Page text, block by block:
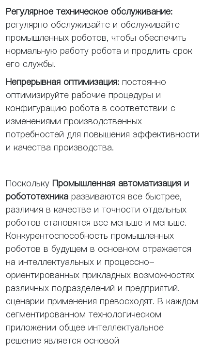
Регулярное техническое обслуживание:
регулярно обслуживайте и обслуживайте
промышленных роботов, чтобы обеспечить
нормальную работу робота и продлить срок
его службы.
Непрерывная оптимизация: постоянно
оптимизируйте рабочие процедуры и
конфигурацию робота в соответствии с
изменениями производственных
потребностей для повышения эффективности
и качества производства.
Поскольку Промышленная автоматизация и
робототехника развиваются все быстрее,
различия в качестве и точности отдельных
роботов становятся все меньше и меньше.
Конкурентоспособность промышленных
роботов в будущем в основном отражается
на интеллектуальных и процессно-
ориентированных прикладных возможностях
различных подразделений и предприятий.
сценарии применения превосходят. В каждом
сегментированном технологическом
приложении общее интеллектуальное
решение является основой